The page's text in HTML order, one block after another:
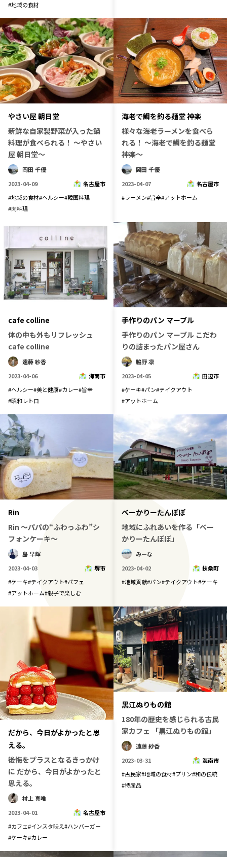
特集コンテンツ
地域を代表する 企業100選
プレスリリース
行政連携記事
MILCプロジェクト
選出企業特別対談
Localist
SDGsの先駆者
イベント
飲食店
地域豆知識
ニッポンの百選大全集
Sporkle
「人」から探す
#地域の食材
やさい屋 朝日堂
新鮮な自家製野菜が入った鍋
料理が食べられる！ ～やさい
屋 朝日堂～
岡田 千優
2023-04-09
名古屋市
#地域の食材#ヘルシー#韓国料理
#肉料理
海老で鯛を釣る麺堂 神楽
様々な海老ラーメンを食べら
れる！ ～海老で鯛を釣る麺堂
神楽～
岡田 千優
2023-04-07
名古屋市
#ラーメン#旨辛#アットホーム
cafe colline
体の中も外もリフレッシュ
cafe colline
遠藤 紗香
2023-04-06
海南市
#ヘルシー#美と健康#カレー#旨辛
#昭和レトロ
手作りのパン マーブル
手作りのパン マーブル こだわ
りの詰まったパン屋さん
脇野 凛
2023-04-05
田辺市
#ケーキ#パン#テイクアウト
#アットホーム
Rin
Rin ～パパの“ふわっふわ”シ
フォンケーキ～
島 早輝
2023-04-03
堺市
#ケーキ#テイクアウト#パフェ
#アットホーム#親子で楽しむ
べーかりーたんぽぽ
地域にふれあいを作る「べー
かりーたんぽぽ」
みーな
2023-04-02
扶桑町
#地域貢献#パン#テイクアウト#ケーキ
だから、今日がよかったと思
える。
後悔をプラスとなるきっかけ
に だから、今日がよかったと
思える。
村上 真唯
2023-04-01
名古屋市
#カフェ#インスタ映え#ハンバーガー
#ケーキ#カレー
黒江ぬりもの館
180年の歴史を感じられる古民
家カフェ 「黒江ぬりもの館」
遠藤 紗香
2023-03-31
海南市
#古民家#地域の食材#プリン#和の伝統
#特産品